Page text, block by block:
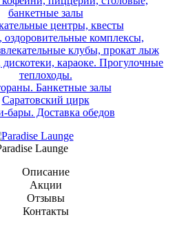
банкетные залы
центры, квесты
оздоровительные комплексы,
клубы, прокат лыж
караоке. Прогулочные
теплоходы.
Банкетные залы
Саратовский цирк
бары. Доставка обедов
Launge
Описание
Акции
Отзывы
Контакты